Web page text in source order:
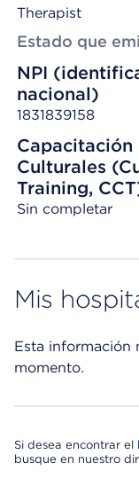
Therapist
Estado que
NPI
nacional)
1831839158
Capacitación
Culturales
Training,
Sin completar
Mis
Esta información
momento.
Si desea encontrar
busque en nuestro